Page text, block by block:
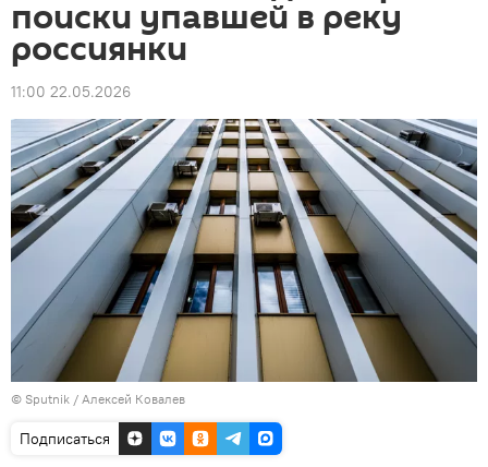
поиски упавшей в реку
россиянки
11:00 22.05.2026
© Sputnik / Алексей Ковалев
Подписаться